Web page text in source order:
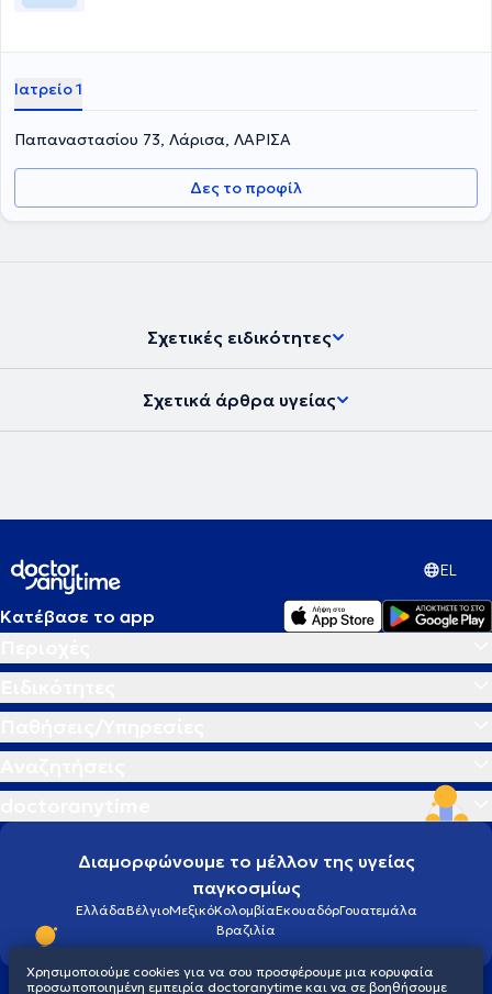
Ιατρείο 1
Παπαναστασίου 73, Λάρισα, ΛΑΡΙΣΑ
Δες το προφίλ
Σχετικές ειδικότητες
Σχετικά άρθρα υγείας
EL
Κατέβασε το app
Διαμορφώνουμε το μέλλον της υγείας
παγκοσμίως
ΕλλάδαΒέλγιοΜεξικόΚολομβίαΕκουαδόρΓουατεμάλα
Βραζιλία
Χρησιμοποιούμε cookies για να σου προσφέρουμε μια κορυφαία
προσωποποιημένη εμπειρία doctoranytime και να σε βοηθήσουμε